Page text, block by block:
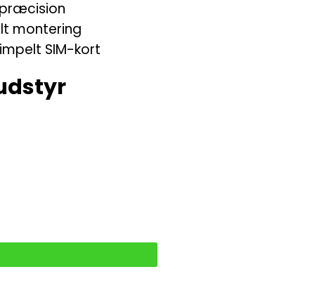
præcision
montering
SIM-kort